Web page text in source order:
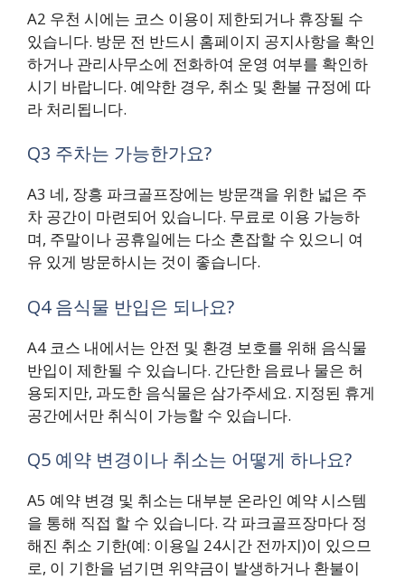
A2 우천 시에는 코스 이용이 제한되거나 휴장될 수
있습니다. 방문 전 반드시 홈페이지 공지사항을 확인
하거나 관리사무소에 전화하여 운영 여부를 확인하
시기 바랍니다. 예약한 경우, 취소 및 환불 규정에 따
라 처리됩니다.
Q3 주차는 가능한가요?
A3 네, 장흥 파크골프장에는 방문객을 위한 넓은 주
차 공간이 마련되어 있습니다. 무료로 이용 가능하
며, 주말이나 공휴일에는 다소 혼잡할 수 있으니 여
유 있게 방문하시는 것이 좋습니다.
Q4 음식물 반입은 되나요?
A4 코스 내에서는 안전 및 환경 보호를 위해 음식물
반입이 제한될 수 있습니다. 간단한 음료나 물은 허
용되지만, 과도한 음식물은 삼가주세요. 지정된 휴게
공간에서만 취식이 가능할 수 있습니다.
Q5 예약 변경이나 취소는 어떻게 하나요?
A5 예약 변경 및 취소는 대부분 온라인 예약 시스템
을 통해 직접 할 수 있습니다. 각 파크골프장마다 정
해진 취소 기한(예: 이용일 24시간 전까지)이 있으므
로, 이 기한을 넘기면 위약금이 발생하거나 환불이